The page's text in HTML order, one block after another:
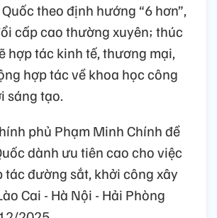
theo định hướng “6 hơn”,
cấp cao thường xuyên; thúc
hợp tác kinh tế, thương mại,
hợp tác về khoa học công
sáng tạo.
phủ Phạm Minh Chính đề
dành ưu tiên cao cho việc
tác đường sắt, khởi công xây
Cai - Hà Nội - Hải Phòng